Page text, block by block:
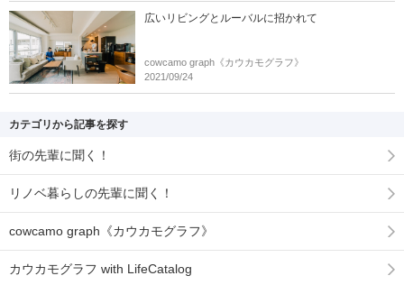
広いリビングとルーバルに招かれて
cowcamo graph《カウカモグラフ》
2021/09/24
カテゴリから記事を探す
街の先輩に聞く！
リノベ暮らしの先輩に聞く！
cowcamo graph《カウカモグラフ》
カウカモグラフ with LifeCatalog